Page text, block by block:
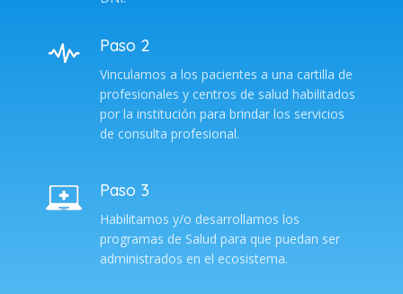
Paso 2
Vinculamos a los pacientes a una cartilla de
profesionales y centros de salud habilitados
por la institución para brindar los servicios
de consulta profesional.
Paso 3
Habilitamos y/o desarrollamos los
programas de Salud para que puedan ser
administrados en el ecosistema.